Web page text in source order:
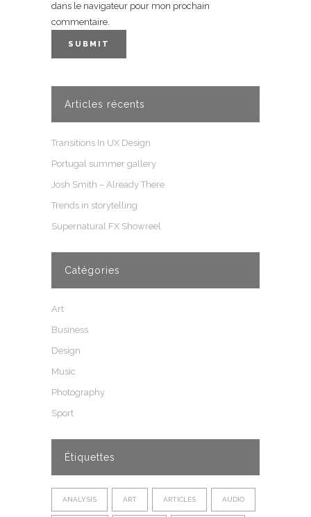
dans le navigateur pour mon prochain
commentaire.
Articles récents
Transitions In UX Design
Portugal summer gallery
Josh Smith – Already There
Trends in storytelling
Supernatural FX Showreel
Catégories
Art
Business
Design
Music
Photography
Sport
Étiquettes
ANALYSIS ART ARTICLES AUDIO